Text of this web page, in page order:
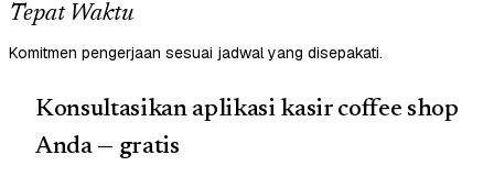
Tepat Waktu
Komitmen pengerjaan sesuai jadwal yang disepakati.
Konsultasikan aplikasi kasir coffee shop
Anda — gratis